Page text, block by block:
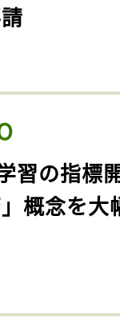
習の指標
概念を大